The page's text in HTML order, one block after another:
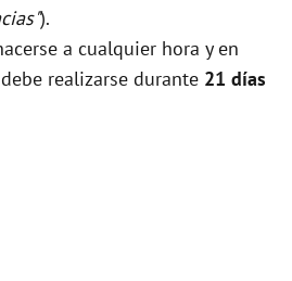
).
a cualquier hora y en
realizarse durante 21 días